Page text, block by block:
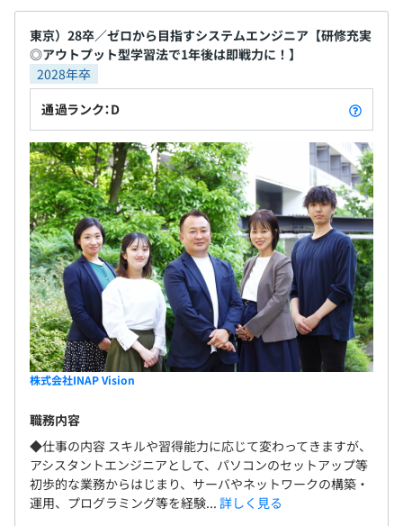
東京）28卒／ゼロから目指すシステムエンジニア【研修充実
◎アウトプット型学習法で1年後は即戦力に！】
2028年卒
通過ランク：D
株式会社INAP Vision
職務内容
◆仕事の内容 スキルや習得能力に応じて変わってきますが、
アシスタントエンジニアとして、パソコンのセットアップ等
初歩的な業務からはじまり、サーバやネットワークの構築・
運用、プログラミング等を経験... 詳しく見る